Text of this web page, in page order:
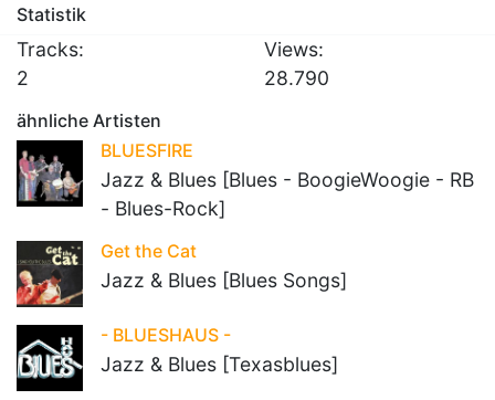
Statistik
Tracks:
2
Views:
28.790
ähnliche Artisten
BLUESFIRE
Jazz & Blues [Blues - BoogieWoogie - RB
- Blues-Rock]
Get the Cat
Jazz & Blues [Blues Songs]
- BLUESHAUS -
Jazz & Blues [Texasblues]